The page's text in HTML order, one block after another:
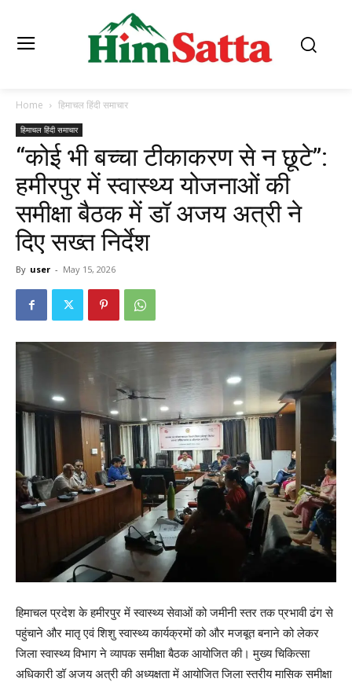
Home हिमाचल हिंदी समाचार
हिमाचल हिंदी समाचार
“कोई भी बच्चा टीकाकरण से न छूटे”:
हमीरपुर में स्वास्थ्य योजनाओं की
समीक्षा बैठक में डॉ अजय अत्री ने
दिए सख्त निर्देश
By user - May 15, 2026
हिमाचल प्रदेश के हमीरपुर में स्वास्थ्य सेवाओं को जमीनी स्तर तक प्रभावी ढंग से
पहुंचाने और मातृ एवं शिशु स्वास्थ्य कार्यक्रमों को और मजबूत बनाने को लेकर
जिला स्वास्थ्य विभाग ने व्यापक समीक्षा बैठक आयोजित की। मुख्य चिकित्सा
अधिकारी डॉ अजय अत्री की अध्यक्षता में आयोजित जिला स्तरीय मासिक समीक्षा